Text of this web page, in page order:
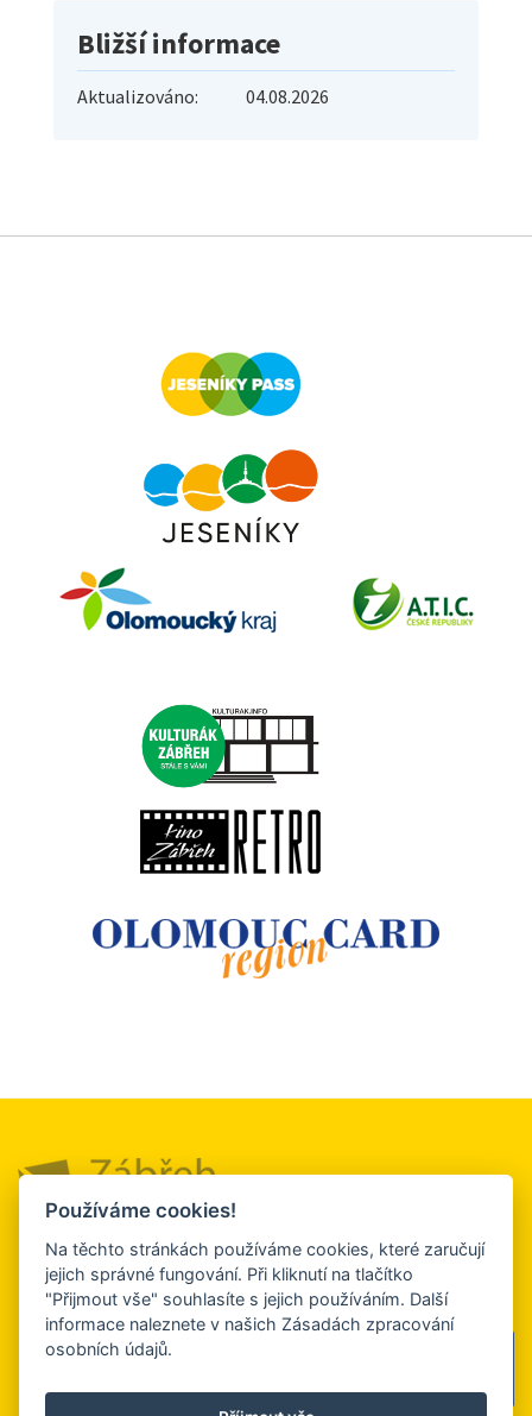
Bližší informace
Aktualizováno: 04.08.2026
Město a okolí
Kultura, sport a
relaxace
Služby a firmy
Ubytování a
stravování
Turistický
servis
Kontakt
Používáme cookies!
Na těchto stránkách používáme cookies, které zaručují
jejich správné fungování. Při kliknutí na tlačítko
"Přijmout vše" souhlasíte s jejich používáním. Další
informace naleznete v našich Zásadách zpracování
osobních údajů.